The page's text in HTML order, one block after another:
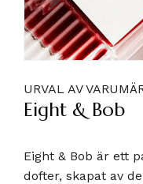
URVAL AV
Eight & Bob
Eight & Bob är ett
dofter, skapat av